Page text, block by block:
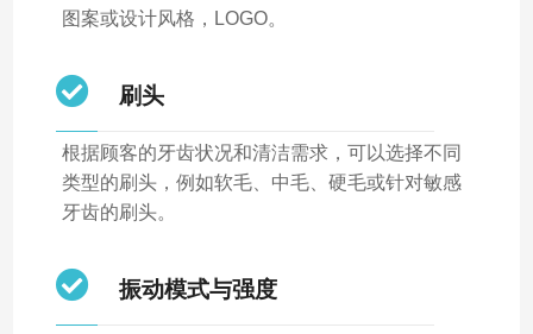
图案或设计风格，LOGO。
刷头
根据顾客的牙齿状况和清洁需求，可以选择不同
类型的刷头，例如软毛、中毛、硬毛或针对敏感
牙齿的刷头。
振动模式与强度